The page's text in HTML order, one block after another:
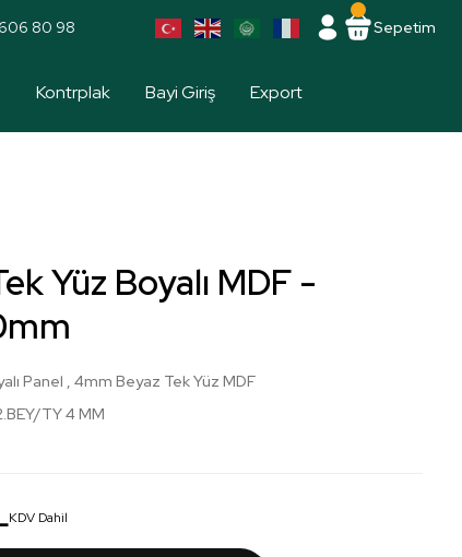
80 98 Sepetim
Kontrplak Bayi Giriş Export
Yüz Boyalı MDF -
Panel , 4mm Beyaz Tek Yüz MDF
TY 4 MM
KDV Dahil